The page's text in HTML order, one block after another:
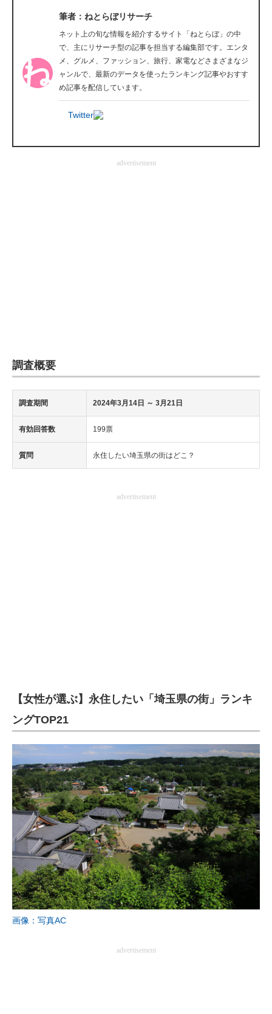
モノづくり技術者専門サイト
エレクトロニクス専門サイト
電子設計の基本と応用
建設×テクノロジーの最前線
ちょっと気になるネットの話題
筆者：ねとらぼリサーチ
ネット上の旬な情報を紹介するサイト「ねとらぼ」の中
で、主にリサーチ型の記事を担当する編集部です。エンタ
メ、グルメ、ファッション、旅行、家電などさまざまなジ
ャンルで、最新のデータを使ったランキング記事やおすす
め記事を配信しています。
Twitter
advertisement
調査概要
調査期間 2024年3月14日 ～ 3月21日
有効回答数 199票
質問 永住したい埼玉県の街はどこ？
advertisement
【女性が選ぶ】永住したい「埼玉県の街」ランキ
ングTOP21
画像：写真AC
advertisement